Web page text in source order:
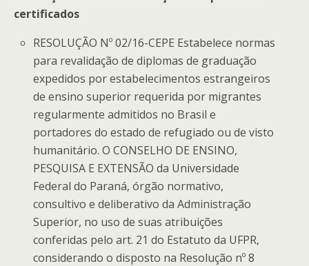
certificados
RESOLUÇÃO Nº 02/16-CEPE Estabelece normas
para revalidação de diplomas de graduação
expedidos por estabelecimentos estrangeiros
de ensino superior requerida por migrantes
regularmente admitidos no Brasil e
portadores do estado de refugiado ou de visto
humanitário. O CONSELHO DE ENSINO,
PESQUISA E EXTENSÃO da Universidade
Federal do Paraná, órgão normativo,
consultivo e deliberativo da Administração
Superior, no uso de suas atribuições
conferidas pelo art. 21 do Estatuto da UFPR,
considerando o disposto na Resolução nº 8